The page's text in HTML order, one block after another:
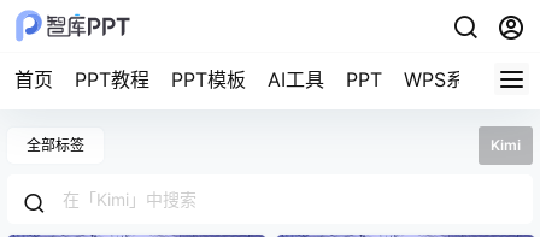
首页 PPT教程 PPT模板 AI工具 PPT WPS系列教程
全部标签 Kimi